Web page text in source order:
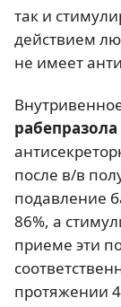
так и
действием
не имеет
после в/в
подавление
86%, а
приеме эти
протяжении